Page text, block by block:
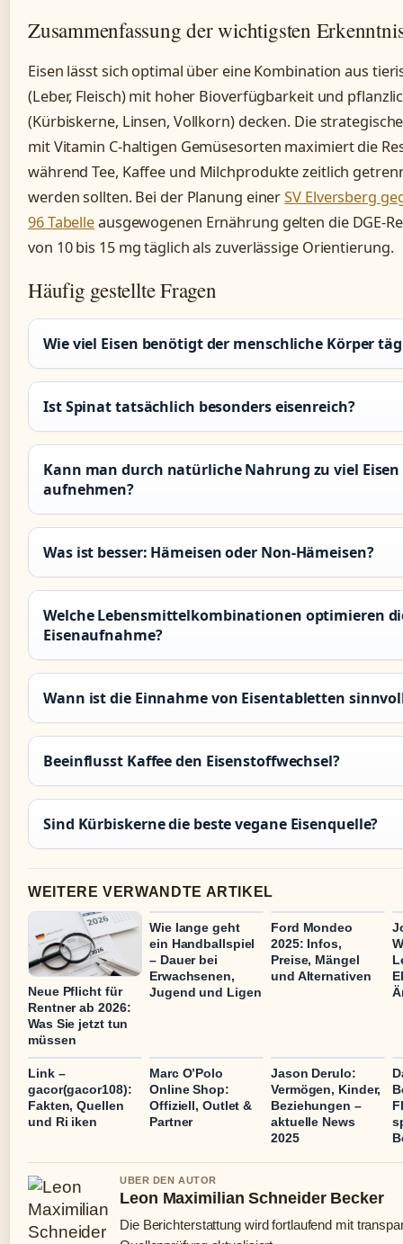
Zusammenfassung der wichtigsten
Eisen lässt sich optimal über eine Kombination aus
(Leber, Fleisch) mit hoher Bioverfügbarkeit und
(Kürbiskerne, Linsen, Vollkorn) decken. Die
mit Vitamin C-haltigen Gemüsesorten maximiert die
während Tee, Kaffee und Milchprodukte zeitlich
werden sollten. Bei der Planung einerSV Elversberg
96 Tabelleausgewogenen Ernährung gelten die DGE-
von 10 bis 15 mg täglich als zuverlässige Orientierung.
Häufig gestellte Fragen
Wie viel Eisen benötigt der menschliche Körper
Ist Spinat tatsächlich besonders eisenreich?
Kann man durch natürliche Nahrung zu viel Eisen
aufnehmen?
Was ist besser: Hämeisen oder Non-Hämeisen?
Welche Lebensmittelkombinationen optimieren
Eisenaufnahme?
Wann ist die Einnahme von Eisentabletten
Beeinflusst Kaffee den Eisenstoffwechsel?
Sind Kürbiskerne die beste vegane Eisenquelle?
WEITERE VERWANDTE ARTIKEL
Neue Pflicht für
Rentner ab 2026:
Was Sie jetzt tun
müssen
Wie lange geht
ein Handballspiel
– Dauer bei
Erwachsenen,
Jugend und Ligen
Ford Mondeo
2025: Infos,
Preise, Mängel
und Alternativen
Link –
gacor(gacor108):
Fakten, Quellen
und Ri iken
Marc O’Polo
Online Shop:
Offiziell, Outlet &
Partner
Jason Derulo:
Vermögen, Kinder,
Beziehungen –
aktuelle News
2025
UBER DEN AUTOR
Leon Maximilian Schneider Becker
Die Berichterstattung wird fortlaufend mit